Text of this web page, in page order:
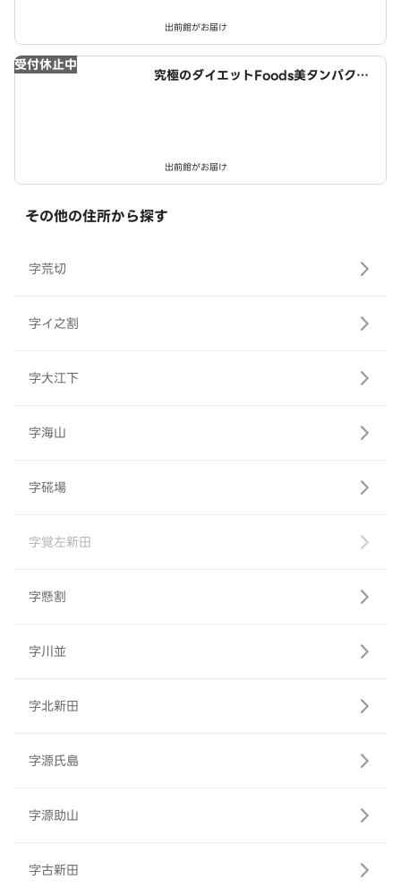
出前館がお届け
受付休止中
究極のダイエットFoods美タンパクラ
出前館がお届け
その他の住所から探す
字荒切
字イ之割
字大江下
字海山
字硴場
字覚左新田
字懸割
字川並
字北新田
字源氏島
字源助山
字古新田